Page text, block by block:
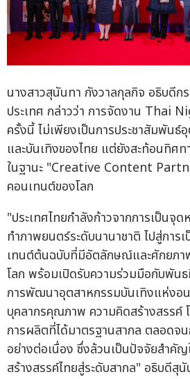
นางสาวสุนันทา กังวาลกุลกิจ อธิบดีก
ประเทศ กล่าวว่า การจัดงาน Thai
ครั้งนี้ ไม่เพียงเป็นการประชาสัมพัน
และบันเทิงของไทย แต่ยังสะท้อนทิศท
ในฐานะ "Creative Content
คอนเทนต์ของโลก
"ประเทศไทยกำลังก้าวจากการเป็นจุ
ทำภาพยนตร์ระดับนานาชาติ ไปสู่การ
เทนต์ต้นฉบับที่มีอัตลักษณ์และศักยภา
โลก พร้อมเปิดรับความร่วมมือกับพันธ
การพัฒนาอุตสาหกรรมบันเทิงแห่งอ
บุคลากรคุณภาพ ความคิดสร้างสรรค์
การผลิตที่ได้มาตรฐานสากล ตลอดจ
อย่างต่อเนื่อง ซึ่งล้วนเป็นปัจจัยสำคั
สร้างสรรค์ไทยสู่ระดับสากล" อธิบดีสุ